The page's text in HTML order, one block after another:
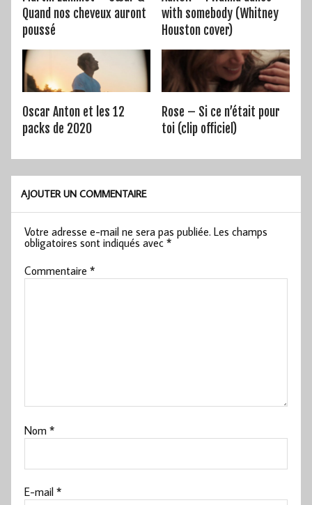
Quand nos cheveux auront
poussé
with somebody (Whitney
Houston cover)
Oscar Anton et les 12
packs de 2020
Rose – Si ce n’était pour
toi (clip officiel)
AJOUTER UN COMMENTAIRE
Votre adresse e-mail ne sera pas publiée. Les champs
obligatoires sont indiqués avec*
Commentaire*
Nom*
E-mail*